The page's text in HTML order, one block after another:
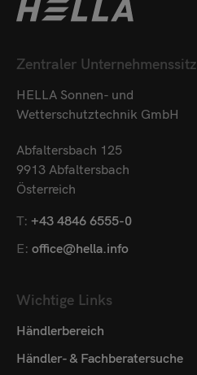
Zentraler Unternehmenssitz
HELLA Sonnen- und
Wetterschutztechnik GmbH
Abfaltersbach 125
9913 Abfaltersbach
Österreich
T: +43 4846 6555-0
E: office@hella.info
Wichtige Links
Händlerbereich
Händler- & Fachberatersuche